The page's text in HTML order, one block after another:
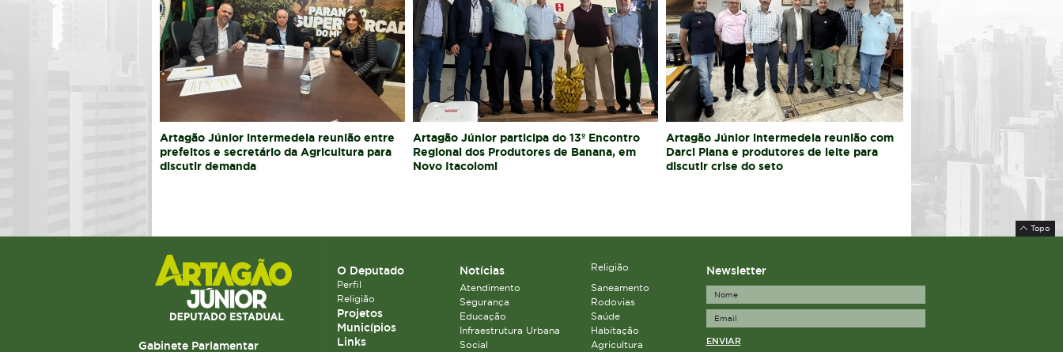
Artagão Júnior intermedeia reunião entre
prefeitos e secretário da Agricultura para
discutir demanda
Artagão Júnior participa do 13º Encontro
Regional dos Produtores de Banana, em
Novo Itacolomi
Artagão Júnior intermedeia reunião com
Darci Piana e produtores de leite para
discutir crise do seto
Topo
Gabinete Parlamentar
O Deputado
Perfil
Religião
Projetos
Municípios
Links
Notícias
Religião
Atendimento
Saneamento
Segurança
Rodovias
Educação
Saúde
Infraestrutura Urbana
Habitação
Social
Agricultura
Newsletter
ENVIAR